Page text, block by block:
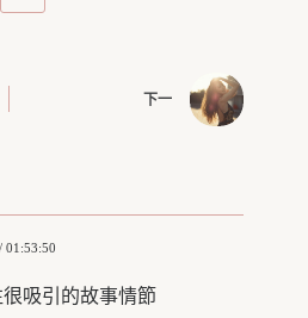
下一
01:53:50
吸引的故事情節